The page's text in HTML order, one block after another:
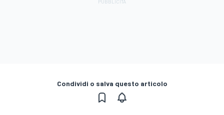
Condividi o salva questo articolo